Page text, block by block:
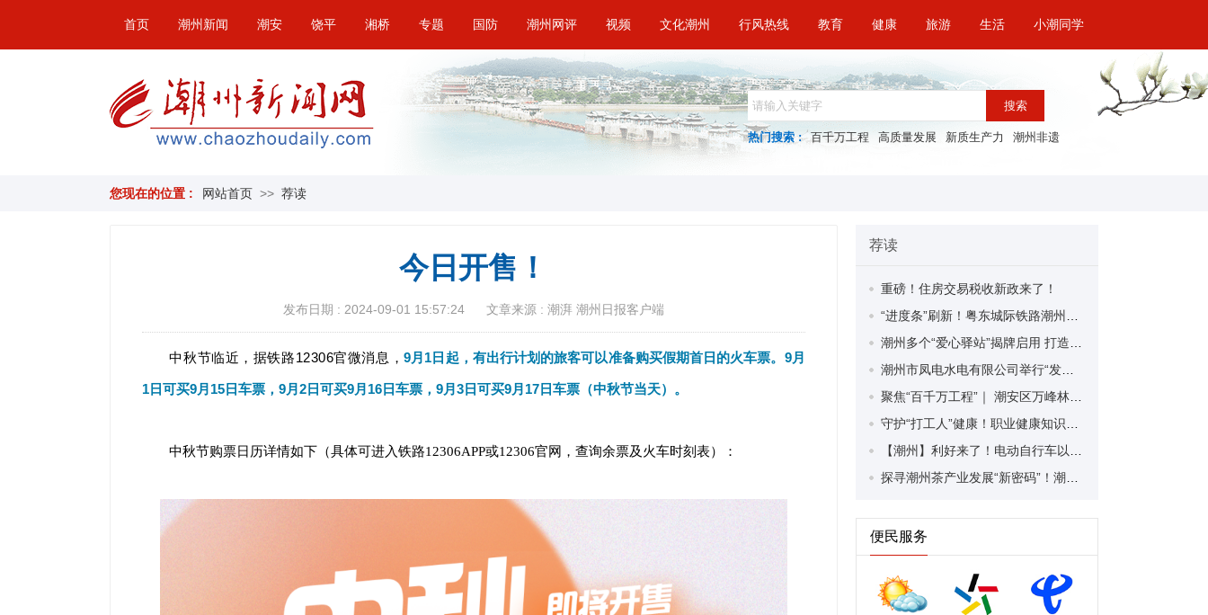
首页 潮州新闻 潮安 饶平 湘桥 专题 国防 潮州网评 视频 文化潮州 行风热线 教育 健康 旅游 生活 小潮同学
搜索
热门搜索 : 百千万工程 高质量发展 新质生产力 潮州非遗
您现在的位置 : 网站首页 >> 荐读
今日开售！
发布日期 : 2024-09-01 15:57:24 文章来源 : 潮湃 潮州日报客户端
中秋节临近，据铁路12306官微消息，9月1日起，有出行计划的旅客可以准备购买假期首日的火车票。9月
1日可买9月15日车票，9月2日可买9月16日车票，9月3日可买9月17日车票（中秋节当天）。
中秋节购票日历详情如下（具体可进入铁路12306APP或12306官网，查询余票及火车时刻表）：
荐读
重磅！住房交易税收新政来了！
便民服务